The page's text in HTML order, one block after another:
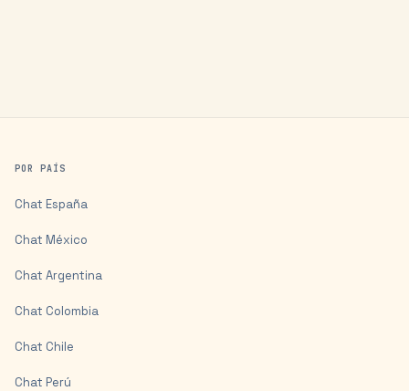
POR PAÍS
Chat España
Chat México
Chat Argentina
Chat Colombia
Chat Chile
Chat Perú